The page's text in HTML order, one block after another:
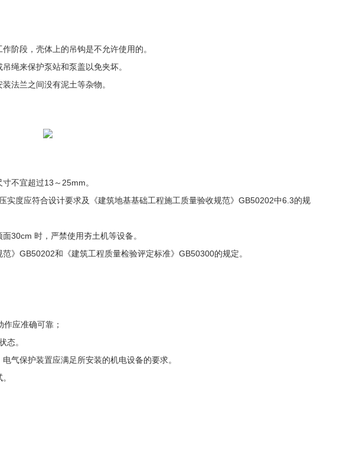
阶段，壳体上的吊钩是不允许使用的。
绳来保护泵站和泵盖以免夹坏。
法兰之间没有泥土等杂物。
不宜超过13～25mm。
度应符合设计要求及《建筑地基基础工程施工质量验收规范》GB50202中6.3的规
30cm 时，严禁使用夯土机等设备。
》GB50202和《建筑工程质量检验评定标准》GB50300的规定。
应准确可靠；
态。
气保护装置应满足所安装的机电设备的要求。